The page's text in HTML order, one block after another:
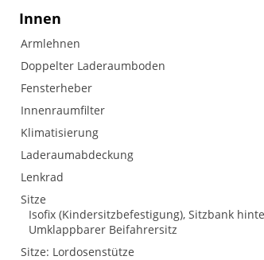
Innen
Armlehnen
Doppelter Laderaumboden
Fensterheber
Innenraumfilter
Klimatisierung
Laderaumabdeckung
Lenkrad
Sitze
Isofix (Kindersitzbefestigung), Sitzbank
Umklappbarer Beifahrersitz
Sitze: Lordosenstütze